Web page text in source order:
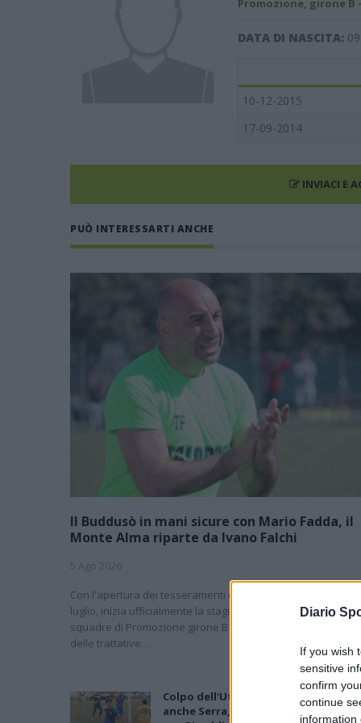
Diario
If you wish
sensitive
confirm
continue
information
Promozione, girone B
DATA DI NASCITA:
10-12-2015
17-09-2014
INVIACI E
PUÒ INTERESSARTI ANCHE
Il Buddusò in mani sicure con Mario Fadda, il
Monte Alma riparte da Ivano Falchi
5 Ago 2026
Con l'apertura dei tesseramenti dei calciatori a partire dall'1
luglio, inizia ufficialmente la stagione 2026-27 e per le
squadre di Promozione girone B arrivano anche le chiusure
delle trattative…
Colpo dell'Uta con Pisano e arriva
anche Serra, tripletta Cus Cagliari